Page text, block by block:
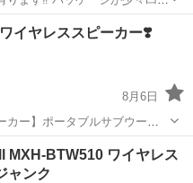
ッドホンですが有線でのご使
ヘッドホン
イヤレススピーカー❣️
8月6日
ドシステム、デュアルペアリ
の大音量ステレオ再生、パワ
MXH-BTW510 ワイヤレス
ャンク